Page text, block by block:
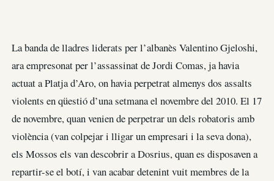
La banda de lladres liderats per l’albanès Valentino Gjeloshi,
ara empresonat per l’assassinat de Jordi Comas, ja havia
actuat a Platja d’Aro, on havia perpetrat almenys dos assalts
violents en qüestió d’una setmana el novembre del 2010. El 17
de novembre, quan venien de perpetrar un dels robatoris amb
violència (van colpejar i lligar un empresari i la seva dona),
els Mossos els van descobrir a Dosrius, quan es disposaven a
repartir-se el botí, i van acabar detenint vuit membres de la